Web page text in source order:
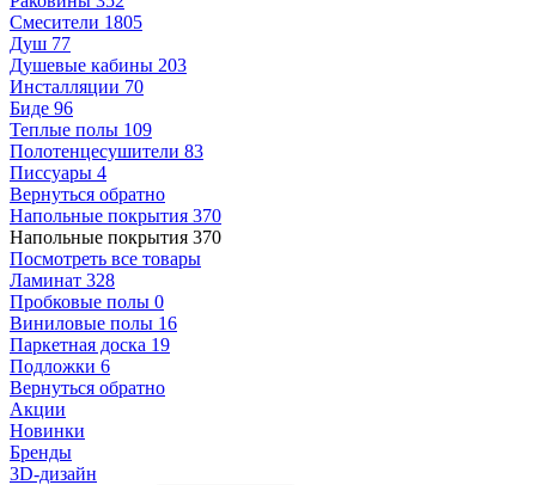
Смесители 1805
Душ 77
Душевые кабины 203
Инсталляции 70
Биде 96
Теплые полы 109
Полотенцесушители 83
Писсуары 4
Вернуться обратно
Напольные покрытия 370
Напольные покрытия 370
Посмотреть все товары
Ламинат 328
Пробковые полы 0
Виниловые полы 16
Паркетная доска 19
Подложки 6
Вернуться обратно
Акции
Новинки
Бренды
3D-дизайн